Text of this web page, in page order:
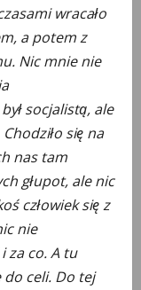
wracało
a potem z
Nic mnie nie
socjalistą, ale
się na
nas tam
głupot, ale nic
człowiek się z
nie
za co. A tu
celi. Do tej